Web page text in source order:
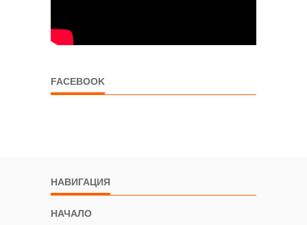
FACEBOOK
НАВИГАЦИЯ
НАЧАЛО